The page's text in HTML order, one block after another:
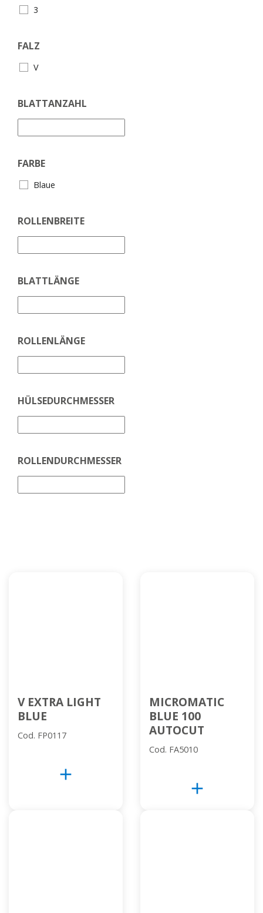
3
FALZ
V
BLATTANZAHL
FARBE
Blaue
ROLLENBREITE
BLATTLÄNGE
ROLLENLÄNGE
HÜLSEDURCHMESSER
ROLLENDURCHMESSER
V EXTRA LIGHT
BLUE
Cod. FP0117
add
MICROMATIC
BLUE 100
AUTOCUT
Cod. FA5010
add